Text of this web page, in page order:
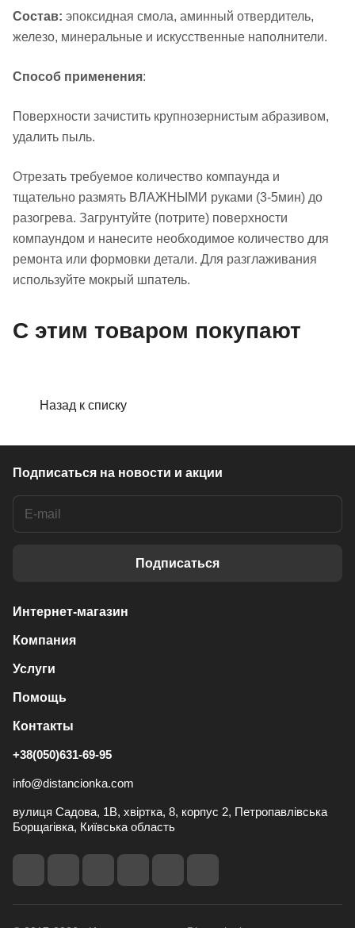
Состав: эпоксидная смола, аминный отвердитель,
железо, минеральные и искусственные наполнители.
Способ применения:
Поверхности зачистить крупнозернистым абразивом,
удалить пыль.
Отрезать требуемое количество компаунда и
тщательно размять ВЛАЖНЫМИ руками (3-5мин) до
разогрева. Загрунтуйте (потрите) поверхности
компаундом и нанесите необходимое количество для
ремонта или формовки детали. Для разглаживания
используйте мокрый шпатель.
С этим товаром покупают
Назад к списку
Подписаться на новости и акции
Подписаться
Интернет-магазин
Компания
Услуги
Помощь
Контакты
+38(050)631-69-95
info@distancionka.com
вулиця Садова, 1В, хвіртка, 8, корпус 2, Петропавлівська
Борщагівка, Київська область